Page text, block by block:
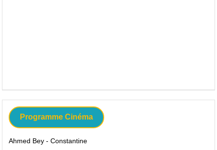
Programme Cinéma
Ahmed Bey - Constantine